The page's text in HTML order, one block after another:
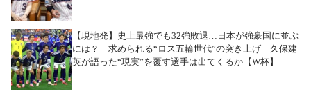
【現地発】史上最強でも32強敗退…日本が強豪国に並ぶ
には？ 求められる“ロス五輪世代”の突き上げ 久保建
英が語った“現実”を覆す選手は出てくるか【W杯】